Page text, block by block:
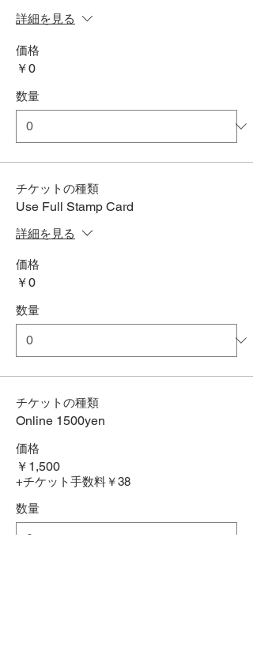
詳細を見る
価格
￥0
数量
チケットの種類
Use Full Stamp Card
詳細を見る
価格
￥0
数量
チケットの種類
Online 1500yen
価格
￥1,500
+チケット手数料￥38
数量